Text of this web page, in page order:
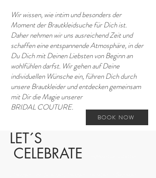
Wir wissen, wie intim und besonders der
Moment der Brautkleidsuche für Dich ist.
Daher nehmen wir uns ausreichend Zeit und
schaffen eine entspannende Atmosphäre, in der
Du Dich mit Deinen Liebsten von Beginn an
wohlfühlen darfst. Wir gehen auf Deine
individuellen Wünsche ein, führen Dich durch
unsere Brautkleider und entdecken gemeinsam
mit Dir die Magie unserer
BRIDAL COUTURE.
BOOK NOW
LET´S
CELEBRATE